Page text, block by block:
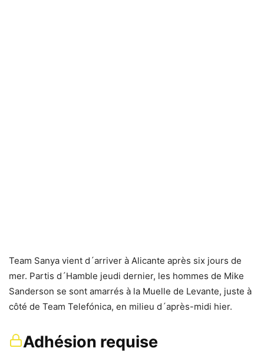
Team Sanya vient d´arriver à Alicante après six jours de
mer. Partis d´Hamble jeudi dernier, les hommes de Mike
Sanderson se sont amarrés à la Muelle de Levante, juste à
côté de Team Telefónica, en milieu d´après-midi hier.
Adhésion requise